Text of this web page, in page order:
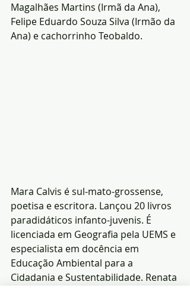
Magalhães Martins (Irmã da Ana),
Felipe Eduardo Souza Silva (Irmão da
Ana) e cachorrinho Teobaldo.
Mara Calvis é sul-mato-grossense,
poetisa e escritora. Lançou 20 livros
paradidáticos infanto-juvenis. É
licenciada em Geografia pela UEMS e
especialista em docência em
Educação Ambiental para a
Cidadania e Sustentabilidade. Renata